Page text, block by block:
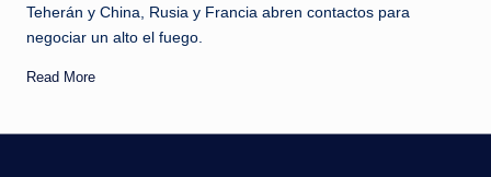
n
s
Teherán y China, Rusia y Francia abren contactos para
negociar un alto el fuego.
Read More